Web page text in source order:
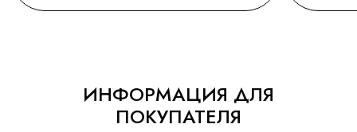
ИНФОРМАЦИЯ ДЛЯ
ПОКУПАТЕЛЯ
+7 (930) 255-77-11